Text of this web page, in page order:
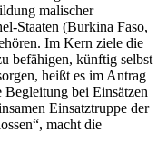
malischer
Staaten (Burkina Faso,
Im Kern ziele die
befähigen, künftig selbst
heißt es im Antrag
bei Einsätzen
Einsatztruppe der
macht die